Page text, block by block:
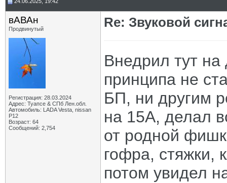
вАВАн
Продвинутый
Регистрация: 28.03.2024
Адрес: Туапсе & СПб Лен.обл.
Автомобиль: LADA Vesta, nissan
P12
Возраст: 64
Сообщений: 2,754
Re: Звуковой
Внедрил тут на
принципа не
БП, ни другим
на 15А, делал
от родной
гофра, стяжки,
потом увидел